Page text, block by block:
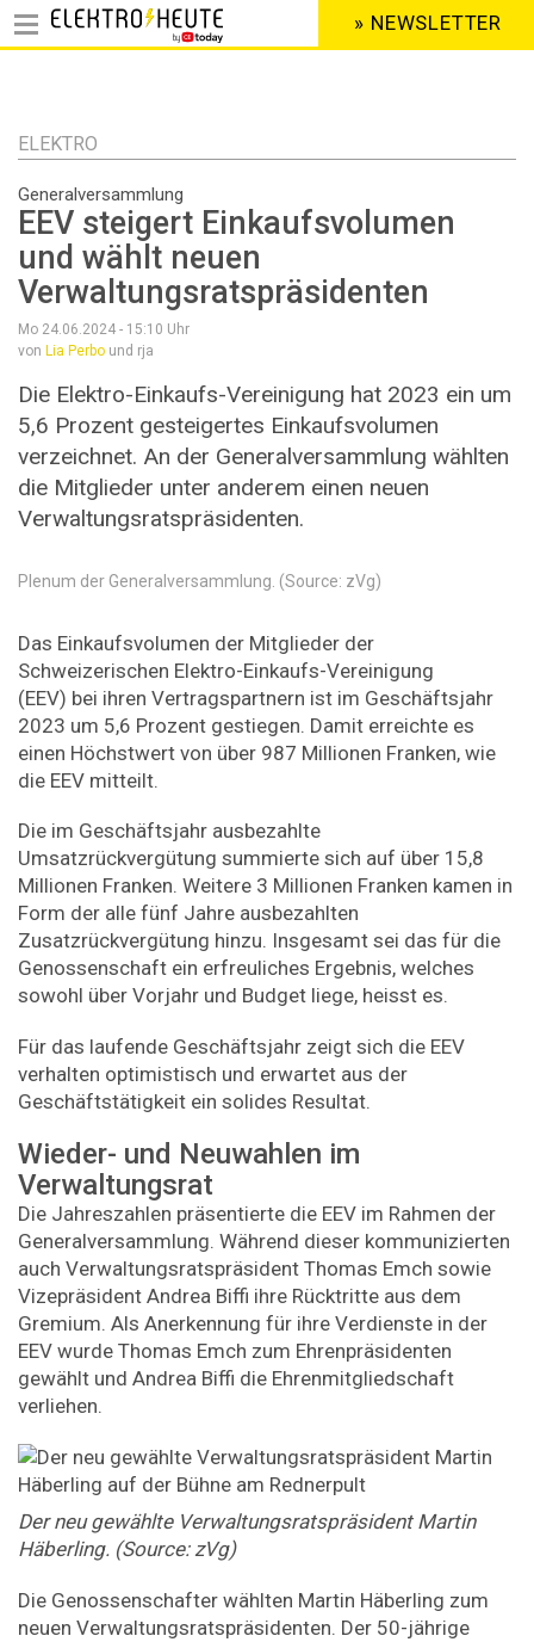
Inhalt
HEADER
MENU
» NEWSLETTER
ELEKTRO
Generalversammlung
EEV steigert Einkaufsvolumen
und wählt neuen
Verwaltungsratspräsidenten
Mo 24.06.2024 - 15:10 Uhr
von Lia Perbo und rja
Die Elektro-Einkaufs-Vereinigung hat 2023 ein um
5,6 Prozent gesteigertes Einkaufsvolumen
verzeichnet. An der Generalversammlung wählten
die Mitglieder unter anderem einen neuen
Verwaltungsratspräsidenten.
Plenum der Generalversammlung. (Source: zVg)
Das Einkaufsvolumen der Mitglieder der
Schweizerischen Elektro-Einkaufs-Vereinigung
(EEV) bei ihren Vertragspartnern ist im Geschäftsjahr
2023 um 5,6 Prozent gestiegen. Damit erreichte es
einen Höchstwert von über 987 Millionen Franken, wie
die EEV mitteilt.
Die im Geschäftsjahr ausbezahlte
Umsatzrückvergütung summierte sich auf über 15,8
Millionen Franken. Weitere 3 Millionen Franken kamen in
Form der alle fünf Jahre ausbezahlten
Zusatzrückvergütung hinzu. Insgesamt sei das für die
Genossenschaft ein erfreuliches Ergebnis, welches
sowohl über Vorjahr und Budget liege, heisst es.
Für das laufende Geschäftsjahr zeigt sich die EEV
verhalten optimistisch und erwartet aus der
Geschäftstätigkeit ein solides Resultat.
Wieder- und Neuwahlen im
Verwaltungsrat
Die Jahreszahlen präsentierte die EEV im Rahmen der
Generalversammlung. Während dieser kommunizierten
auch Verwaltungsratspräsident Thomas Emch sowie
Vizepräsident Andrea Biffi ihre Rücktritte aus dem
Gremium. Als Anerkennung für ihre Verdienste in der
EEV wurde Thomas Emch zum Ehrenpräsidenten
gewählt und Andrea Biffi die Ehrenmitgliedschaft
verliehen.
Der neu gewählte Verwaltungsratspräsident Martin
Häberling. (Source: zVg)
Die Genossenschafter wählten Martin Häberling zum
neuen Verwaltungsratspräsidenten. Der 50-jährige